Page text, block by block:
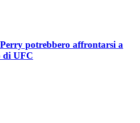
potrebbero affrontarsi a
di UFC